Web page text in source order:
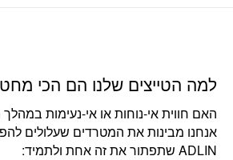
למה הטייצים שלנו הם הכי
האם חווית אי-נוחות או אי-נעימות
אנחנו מבינות את המטרדים שעלולים
ADLIN שתפתור את זה אחת ולתמיד: